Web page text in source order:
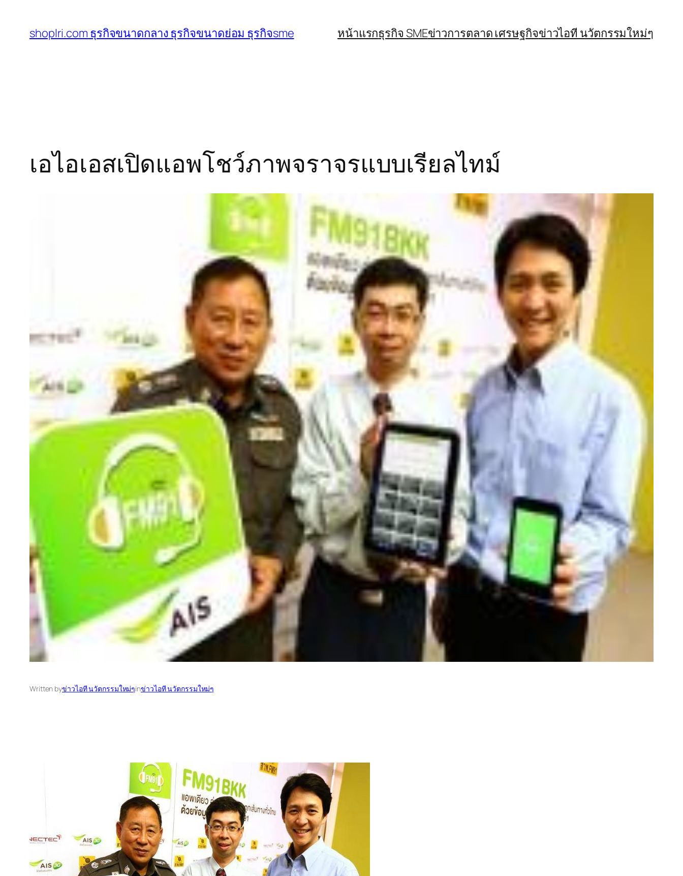
shoplri.com ธุรกิจขนาดกลาง ธุรกิจขนาดย่อม ธุรกิจsme หน้าแรกธุรกิจ SMEข่าวการตลาด เศรษฐกิจข่าวไอที นวัตกรรมใหม่ๆ
เอไอเอสเปิดแอพโชว์ภาพจราจรแบบเรียลไทม์
Written byข่าวไอที นวัตกรรมใหม่ๆinข่าวไอที นวัตกรรมใหม่ๆ